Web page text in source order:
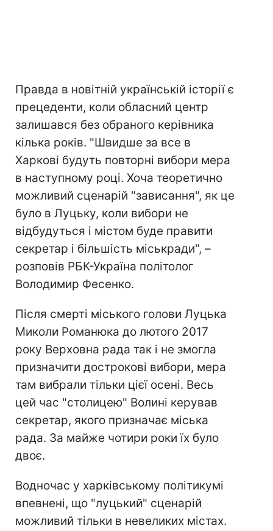
Правда в новітній українській історії є
прецеденти, коли обласний центр
залишався без обраного керівника
кілька років. "Швидше за все в
Харкові будуть повторні вибори мера
в наступному році. Хоча теоретично
можливий сценарій "зависання", як це
було в Луцьку, коли вибори не
відбудуться і містом буде правити
секретар і більшість міськради", –
розповів РБК-Україна політолог
Володимир Фесенко.
Після смерті міського голови Луцька
Миколи Романюка до лютого 2017
року Верховна рада так і не змогла
призначити дострокові вибори, мера
там вибрали тільки цієї осені. Весь
цей час "столицею" Волині керував
секретар, якого призначає міська
рада. За майже чотири роки їх було
двоє.
Водночас у харківському політикумі
впевнені, що "луцький" сценарій
можливий тільки в невеликих містах.